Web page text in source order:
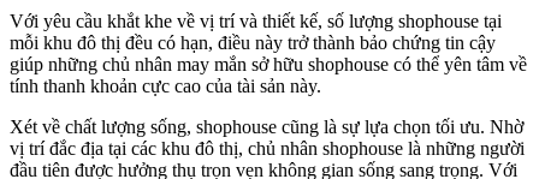
Với yêu cầu khắt khe về vị trí và thiết kế, số lượng shophouse tại
mỗi khu đô thị đều có hạn, điều này trở thành bảo chứng tin cậy
giúp những chủ nhân may mắn sở hữu shophouse có thể yên tâm về
tính thanh khoản cực cao của tài sản này.
Xét về chất lượng sống, shophouse cũng là sự lựa chọn tối ưu. Nhờ
vị trí đắc địa tại các khu đô thị, chủ nhân shophouse là những người
đầu tiên được hưởng thụ trọn vẹn không gian sống sang trọng. Với